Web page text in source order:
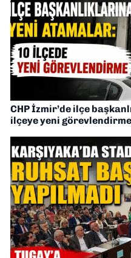
CHP İzmir’de ilçe
ilçeye yeni görevlendirme